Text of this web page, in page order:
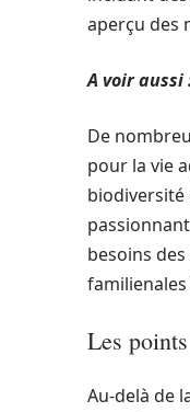
aperçu des
A voir aussi
De
pour la vie
biodiversité
besoins
Les
Au-delà de